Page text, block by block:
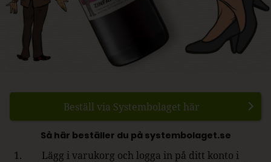
Beställ via Systembolaget här
Så här beställer du på systembolaget.se
Lägg i varukorg och logga in på ditt konto i